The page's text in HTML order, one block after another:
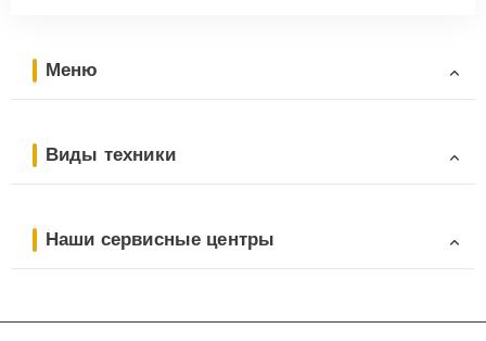
Меню
Виды техники
Наши сервисные центры